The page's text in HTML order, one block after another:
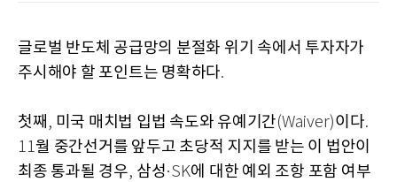
글로벌 반도체 공급망의 분절화 위기 속에서 투자자가
주시해야 할 포인트는 명확하다.
첫째 , 미국 매치법 입법 속도와 유예기간(Waiver)이다.
11월 중간선거를 앞두고 초당적 지지를 받는 이 법안이
최종 통과될 경우, 삼성·SK에 대한 예외 조항 포함 여부